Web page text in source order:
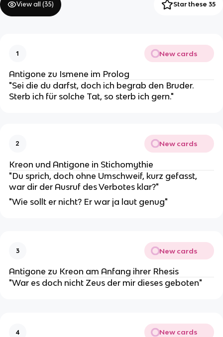
View all (35) Star these 35
1 New cards
Antigone zu Ismene im Prolog
"Sei die du darfst, doch ich begrab den Bruder.
Sterb ich für solche Tat, so sterb ich gern."
2 New cards
Kreon und Antigone in Stichomythie
"Du sprich, doch ohne Umschweif, kurz gefasst,
war dir der Ausruf des Verbotes klar?"
"Wie sollt er nicht? Er war ja laut genug"
3 New cards
Antigone zu Kreon am Anfang ihrer Rhesis
"War es doch nicht Zeus der mir dieses geboten"
4 New cards